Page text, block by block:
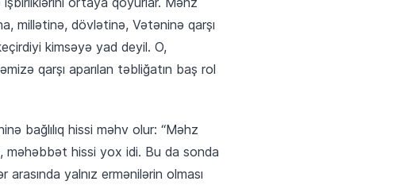
millətinə, dövlətinə, Vətəninə qarşı
kimsəyə yad deyil. O,
qarşı aparılan təbliğatın baş rol
bağlılıq hissi məhv olur: “Məhz
məhəbbət hissi yox idi. Bu da sonda
yalnız ermənilərin olması